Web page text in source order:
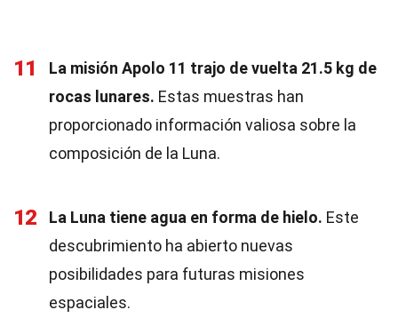
11
La misión Apolo 11 trajo de vuelta 21.5 kg de
rocas lunares. Estas muestras han
proporcionado información valiosa sobre la
composición de la Luna.
12 La Luna tiene agua en forma de hielo. Este
descubrimiento ha abierto nuevas
posibilidades para futuras misiones
espaciales.